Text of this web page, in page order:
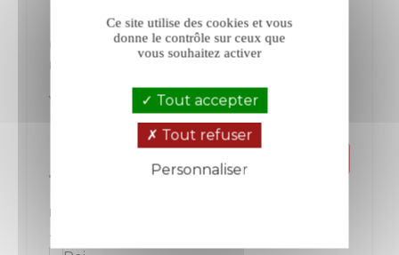
Château de Mille Les Clefs de Mille
rouge 2025
Vin de France
Luberon-Ventoux
Prix
11,10 €
La bouteille de 75 cl
+ 11
Ce site utilise des cookies et vous
donne le contrôle sur ceux que
vous souhaitez activer
Tout accepter
Tout refuser
Personnaliser